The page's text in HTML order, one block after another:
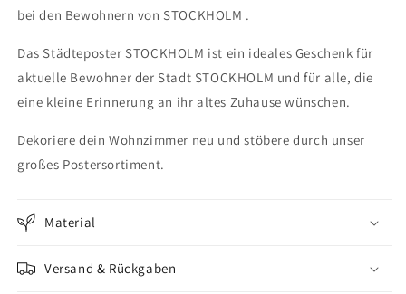
bei den Bewohnern von STOCKHOLM .
Das Städteposter STOCKHOLM ist ein ideales Geschenk für
aktuelle Bewohner der Stadt STOCKHOLM und für alle, die
eine kleine Erinnerung an ihr altes Zuhause wünschen.
Dekoriere dein Wohnzimmer neu und stöbere durch unser
großes Postersortiment.
Material
Versand & Rückgaben